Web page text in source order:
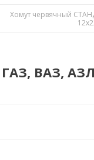
Хомут червячный
ВАЗ,